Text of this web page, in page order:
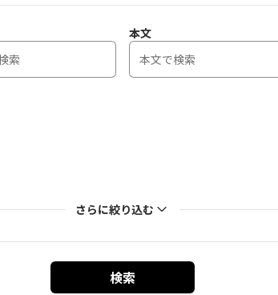
本文
さらに絞り込む
検索